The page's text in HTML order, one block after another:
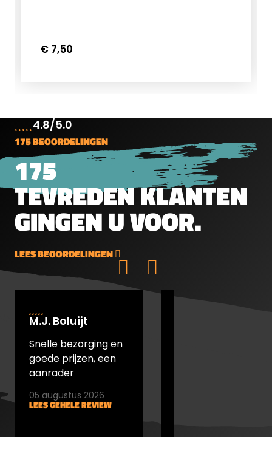
Ontdek hier meer over ratten schieten
met een luchtbuks.
€ 7,50
4.8/5.0
175 BEOORDELINGEN
175
TEVREDEN KLANTEN
GINGEN U VOOR.
LEES BEOORDELINGEN
M.J. Boluijt
Snelle bezorging en
goede prijzen, een
aanrader
LEES GEHELE REVIEW
05 augustus 2026